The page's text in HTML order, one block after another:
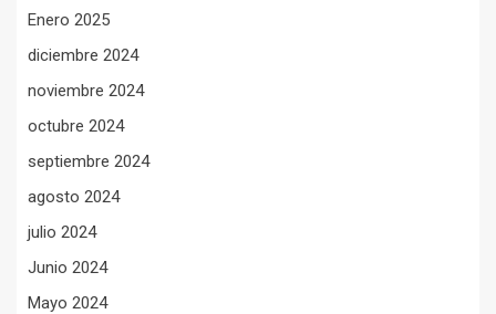
Enero 2025
diciembre 2024
noviembre 2024
octubre 2024
septiembre 2024
agosto 2024
julio 2024
Junio 2024
Mayo 2024